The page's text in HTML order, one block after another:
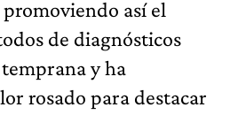
promoviendo así el
de diagnósticos
y ha
rosado para destacar